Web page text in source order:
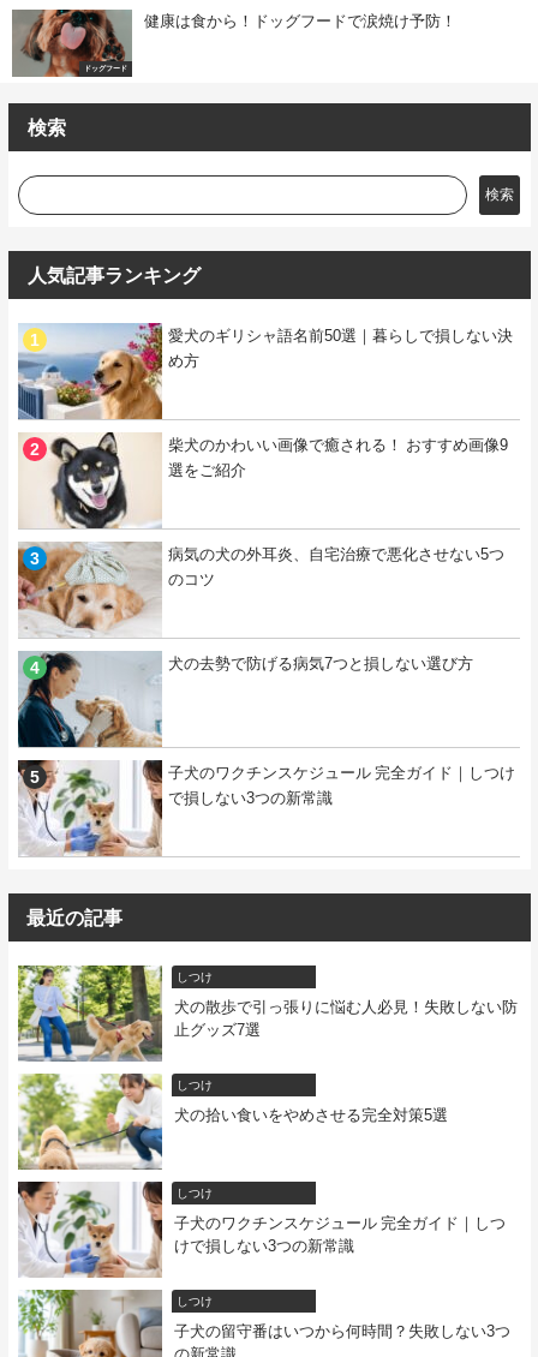
ドッグフード
健康は食から！ドッグフードで涙焼け予防！
検索
検索
人気記事ランキング
愛犬のギリシャ語名前50選｜暮らしで損しない決
め方
柴犬のかわいい画像で癒される！ おすすめ画像9
選をご紹介
病気の犬の外耳炎、自宅治療で悪化させない5つ
のコツ
犬の去勢で防げる病気7つと損しない選び方
子犬のワクチンスケジュール 完全ガイド｜しつけ
で損しない3つの新常識
最近の記事
しつけ
犬の散歩で引っ張りに悩む人必見！失敗しない防
止グッズ7選
しつけ
犬の拾い食いをやめさせる完全対策5選
しつけ
子犬のワクチンスケジュール 完全ガイド｜しつ
けで損しない3つの新常識
しつけ
子犬の留守番はいつから何時間？失敗しない3つ
の新常識